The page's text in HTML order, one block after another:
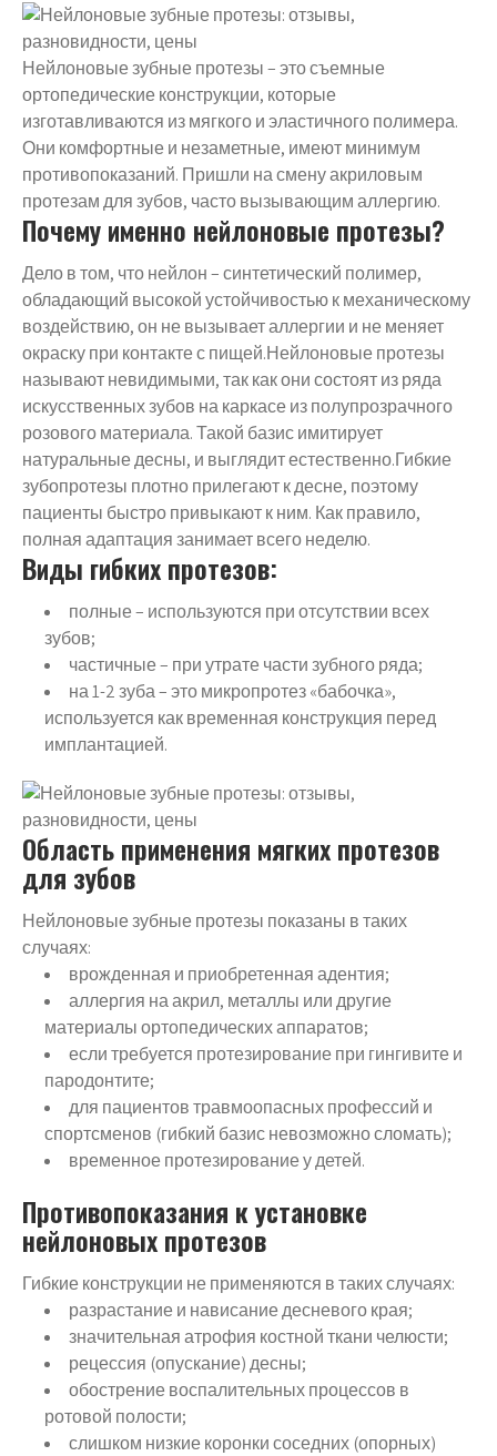
Нейлоновые зубные протезы – это съемные
ортопедические конструкции, которые
изготавливаются из мягкого и эластичного полимера.
Они комфортные и незаметные, имеют минимум
противопоказаний. Пришли на смену акриловым
протезам для зубов, часто вызывающим аллергию.
Почему именно нейлоновые протезы?
Дело в том, что нейлон – синтетический полимер,
обладающий высокой устойчивостью к механическому
воздействию, он не вызывает аллергии и не меняет
окраску при контакте с пищей.Нейлоновые протезы
называют невидимыми, так как они состоят из ряда
искусственных зубов на каркасе из полупрозрачного
розового материала. Такой базис имитирует
натуральные десны, и выглядит естественно.Гибкие
зубопротезы плотно прилегают к десне, поэтому
пациенты быстро привыкают к ним. Как правило,
полная адаптация занимает всего неделю.
Виды гибких протезов:
полные – используются при отсутствии всех
зубов;
частичные – при утрате части зубного ряда;
на 1-2 зуба – это микропротез «бабочка»,
используется как временная конструкция перед
имплантацией.
Область применения мягких протезов
для зубов
Нейлоновые зубные протезы показаны в таких
случаях:
врожденная и приобретенная адентия;
аллергия на акрил, металлы или другие
материалы ортопедических аппаратов;
если требуется протезирование при гингивите и
пародонтите;
для пациентов травмоопасных профессий и
спортсменов (гибкий базис невозможно сломать);
временное протезирование у детей.
Противопоказания к установке
нейлоновых протезов
Гибкие конструкции не применяются в таких случаях:
разрастание и нависание десневого края;
значительная атрофия костной ткани челюсти;
рецессия (опускание) десны;
обострение воспалительных процессов в
ротовой полости;
слишком низкие коронки соседних (опорных)